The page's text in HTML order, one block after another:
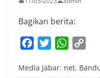
Bagikan berita:
c
i
W
a
p
Media Jabar. net.